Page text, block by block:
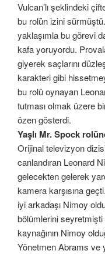
Vulcan’lı şeklindeki
bu rolün izini
yaklaşımla bu görevi
kafa yoruyordu.
giyerek saçlarını
karakteri gibi
bu rolü oynayan
tutması olmak üzere
özen gösterdi.
Yaşlı Mr. Spock
Orijinal televizyon
canlandıran Leonard
gelecekten gelerek
kamera karşısına
iyi arkadaşı Nimoy
bölümlerini seyretmişti
kaynağının Nimoy
Yönetmen Abrams ve